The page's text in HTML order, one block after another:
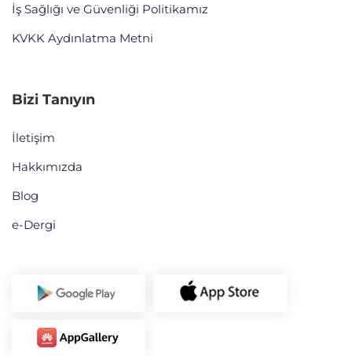
İş Sağlığı ve Güvenliği Politikamız
KVKK Aydınlatma Metni
Bizi Tanıyın
İletişim
Hakkımızda
Blog
e-Dergi